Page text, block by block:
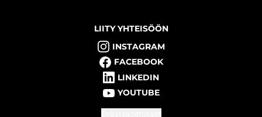
LIITY YHTEISÖÖN
INSTAGRAM
FACEBOOK
LINKEDIN
YOUTUBE